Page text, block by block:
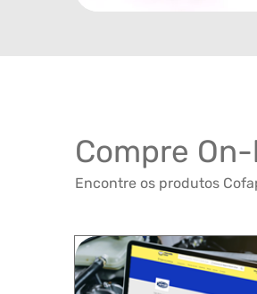
Compre
Encontre os produtos